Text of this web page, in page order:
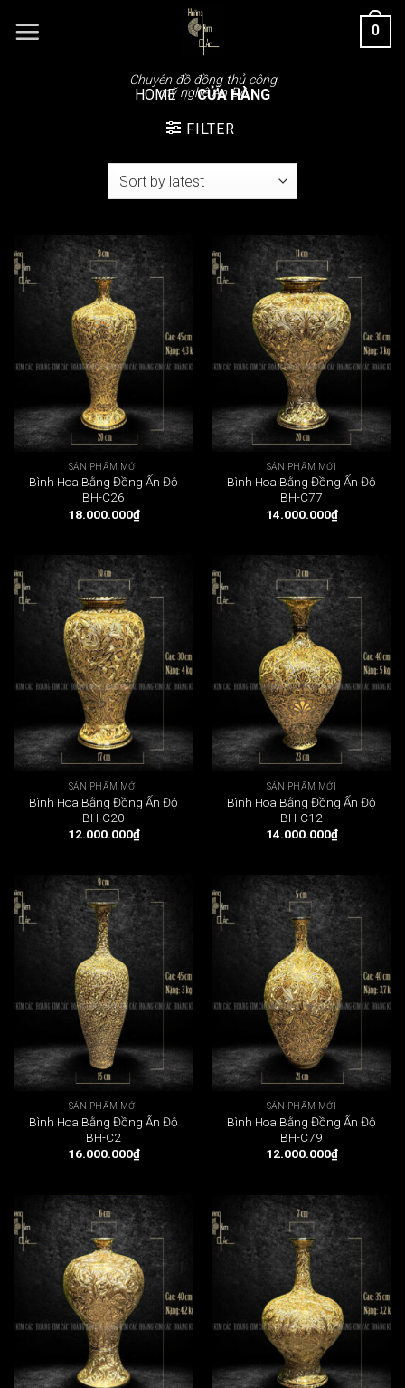
đến
Chuyên đồ đồng thủ công
mỹ nghệ Ấn Độ
0
HOME / CỬA HÀNG
FILTER
SẢN PHẨM MỚI
Bình Hoa Bằng Đồng Ấn Độ
BH-C26
18.000.000₫
SẢN PHẨM MỚI
Bình Hoa Bằng Đồng Ấn Độ
BH-C77
14.000.000₫
SẢN PHẨM MỚI
Bình Hoa Bằng Đồng Ấn Độ
BH-C20
12.000.000₫
SẢN PHẨM MỚI
Bình Hoa Bằng Đồng Ấn Độ
BH-C12
14.000.000₫
SẢN PHẨM MỚI
Bình Hoa Bằng Đồng Ấn Độ
BH-C2
16.000.000₫
SẢN PHẨM MỚI
Bình Hoa Bằng Đồng Ấn Độ
BH-C79
12.000.000₫